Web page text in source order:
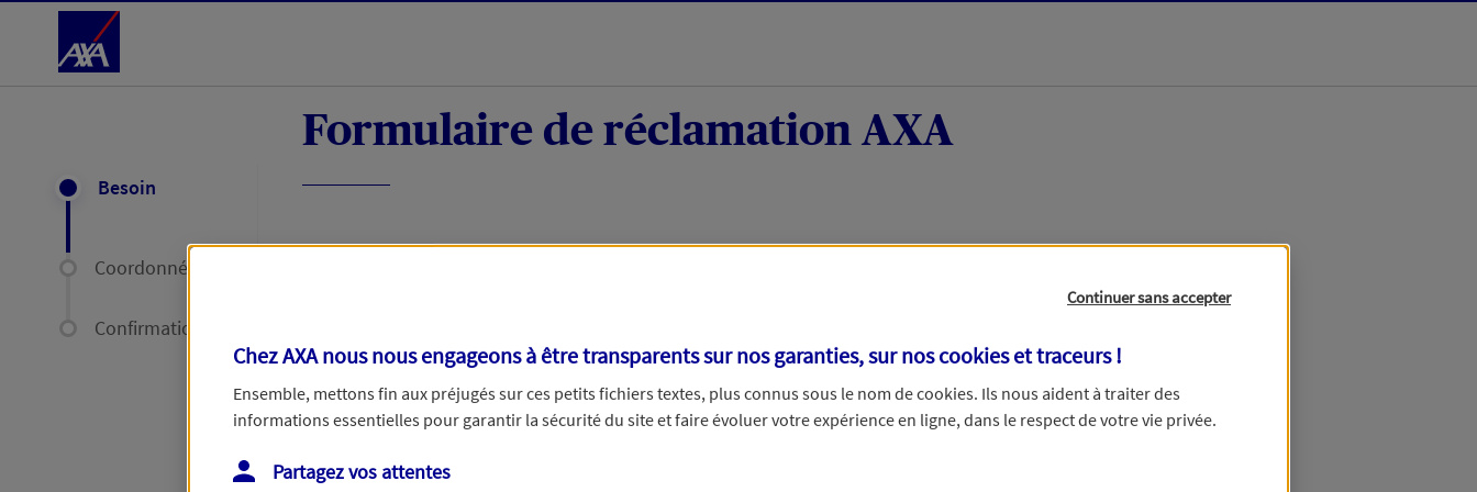
Accéder au Contenu
Besoin
Coordonnées
Confirmation
Formulaire de réclamation AXA
60 jours, ou de 35 jours ouvrables pour une réclamation moyen de paiement. Merci d’avance pour votre patience.
Votre réclamation concerne :
Continuer sans accepter
Chez AXA nous nous engageons à être transparents sur nos garanties, sur noscookies et traceurs!
Ensemble, mettons fin aux préjugés sur ces petits fichiers textes, plus connus sous le nom decookies. Ils nous aident à traiter des
informations essentielles pour garantir la sécurité du site et faire évoluer votre expérience en ligne, dans le respect de votre vie privée.
Partagez vos attentes